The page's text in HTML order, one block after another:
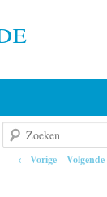
Berichtnavigatie
← Vorige Volgende